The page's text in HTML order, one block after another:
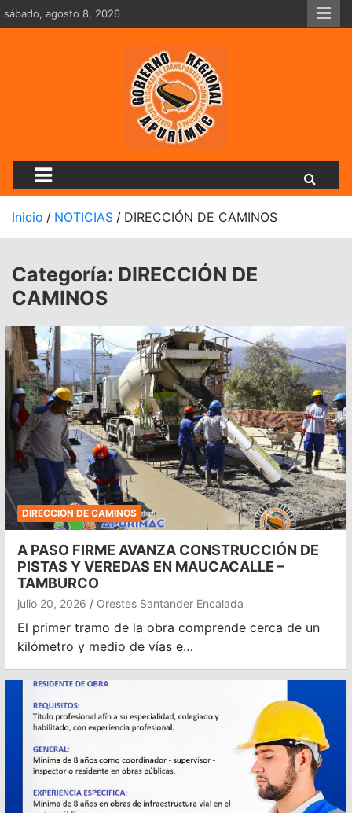
Saltar
al
sábado, agosto 8, 2026
Dirección Regional De
Inicio NOTICIAS DIRECCIÓN DE CAMINOS
Categoría: DIRECCIÓN DE
CAMINOS
DIRECCIÓN DE CAMINOS
A PASO FIRME AVANZA CONSTRUCCIÓN DE
PISTAS Y VEREDAS EN MAUCACALLE –
TAMBURCO
julio 20, 2026 Orestes Santander Encalada
El primer tramo de la obra comprende cerca de un
kilómetro y medio de vías e…